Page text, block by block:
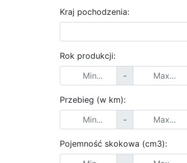
Kraj pochodzenia:
Rok produkcji:
-
Przebieg (w km):
-
Pojemność skokowa (cm3):